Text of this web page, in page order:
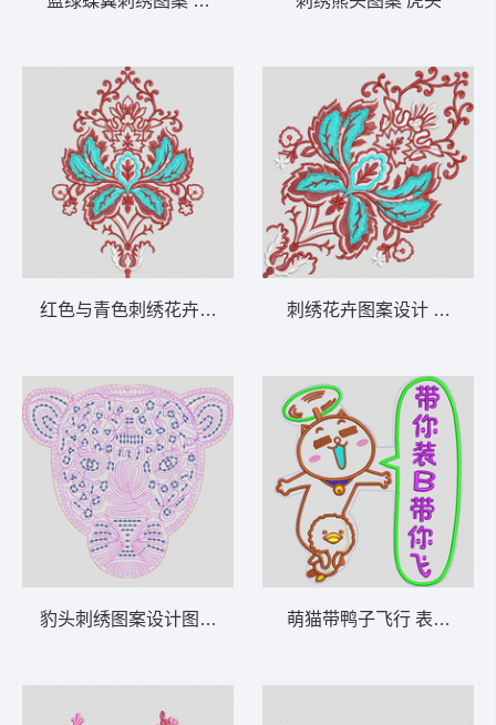
红色与青色刺绣花卉图案 抱枕
豹头刺绣图案设计图 豹 绳绣 珠片
刺绣花卉图案设计 抱枕
萌猫带鸭子飞行 表情包 卡